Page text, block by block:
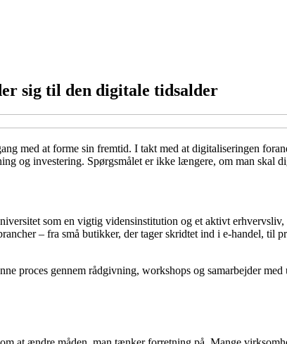
sig til den digitale tidsalder
med at forme sin fremtid. I takt med at digitaliseringen
og investering. Spørgsmålet er ikke længere, om man skal
som en vigtig vidensinstitution og et aktivt
– fra små butikker, der tager skridtet ind i e-handel, til
proces gennem rådgivning, workshops og samarbejder med